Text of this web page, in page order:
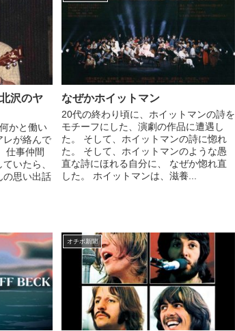
沢のヤ
かと働い
レが絡んで
仕事仲間
いたら、
の思い出話
なぜかホイットマン
20代の終わり頃に、ホイットマンの詩を
モチーフにした、演劇の作品に遭遇し
た。 そして、ホイットマンの詩に惚れ
た。 そして、ホイットマンのような愚
直な詩にほれる自分に、 なぜか惚れ直
した。 ホイットマンは、滋養...
オチボ新聞